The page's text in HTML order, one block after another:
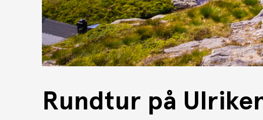
Rundtur på